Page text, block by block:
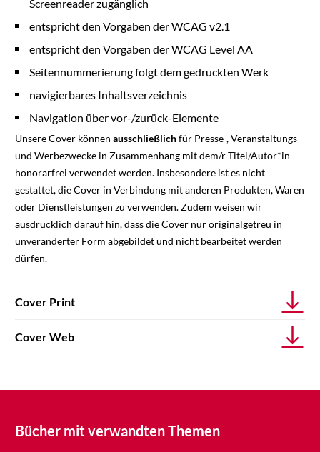
Screenreader zugänglich
entspricht den Vorgaben der WCAG v2.1
entspricht den Vorgaben der WCAG Level AA
Seitennummerierung folgt dem gedruckten Werk
navigierbares Inhaltsverzeichnis
Navigation über vor-/zurück-Elemente
Unsere Cover können ausschließlichfür Presse-, Veranstaltungs-
und Werbezwecke in Zusammenhang mit dem/r Titel/Autor*in
honorarfrei verwendet werden. Insbesondere ist es nicht
gestattet, die Cover in Verbindung mit anderen Produkten, Waren
oder Dienstleistungen zu verwenden. Zudem weisen wir
ausdrücklich darauf hin, dass die Cover nur originalgetreu in
unveränderter Form abgebildet und nicht bearbeitet werden
dürfen.
Cover Print
Cover Web
Bücher mit verwandten Themen